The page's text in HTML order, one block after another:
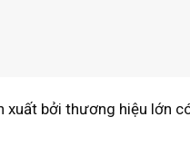
xuất bởi thương hiệu lớn